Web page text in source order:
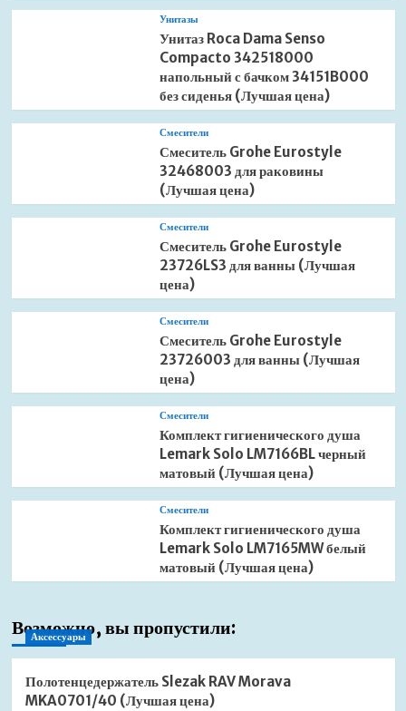
Унитазы
Унитаз Roca Dama Senso
Compacto 342518000
напольный с бачком 34151B000
без сиденья (Лучшая цена)
Смесители
Смеситель Grohe Eurostyle
32468003 для раковины
(Лучшая цена)
Смесители
Смеситель Grohe Eurostyle
23726LS3 для ванны (Лучшая
цена)
Смесители
Смеситель Grohe Eurostyle
23726003 для ванны (Лучшая
цена)
Смесители
Комплект гигиенического душа
Lemark Solo LM7166BL черный
матовый (Лучшая цена)
Смесители
Комплект гигиенического душа
Lemark Solo LM7165MW белый
матовый (Лучшая цена)
Возможно, вы пропустили:
Аксессуары
Полотенцедержатель Slezak RAV Morava
MKA0701/40 (Лучшая цена)